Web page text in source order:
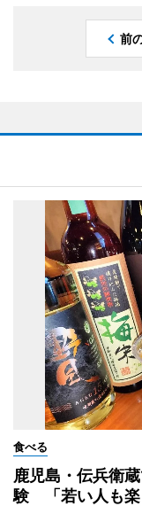
前
食べる
鹿児島・伝兵衛
験 「若い人も楽